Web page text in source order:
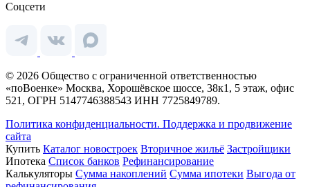
Соцсети
© 2026 Общество с ограниченной ответственностью
«поВоенке» Москва, Хорошёвское шоссе, 38к1, 5 этаж, офис
521, ОГРН 5147746388543 ИНН 7725849789.
Политика конфиденциальности. Поддержка и продвижение
сайта
Купить Каталог новостроек Вторичное жильё Застройщики
Ипотека Список банков Рефинансирование
Калькуляторы Сумма накоплений Сумма ипотеки Выгода от